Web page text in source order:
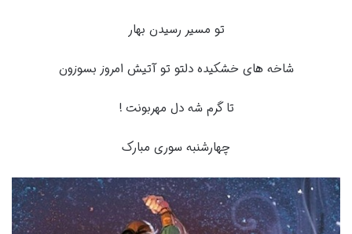
تو مسیر رسیدن بهار
شاخه های خشکیده دلتو تو آتیش امروز بسوزون
تا گرم شه دل مهربونت !
چهارشنبه سوری مبارک